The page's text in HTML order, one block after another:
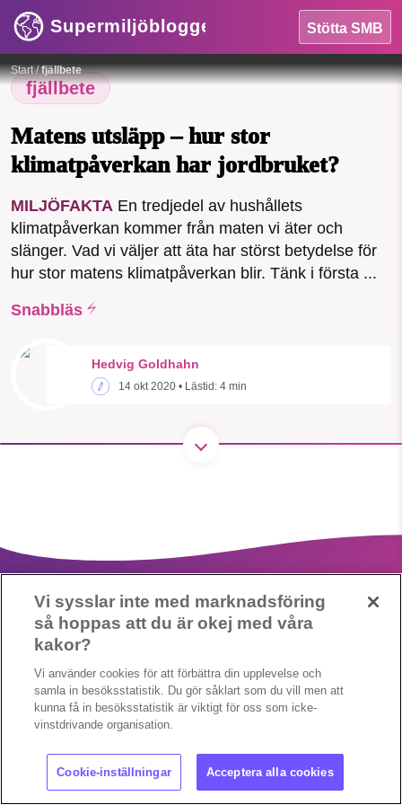
Supermiljöbloggen Stötta SMB
OMRÅDEN
MILJÖFAKTA
OM OSS
Start/fjällbete
fjällbete
Matens utsläpp – hur stor
klimatpåverkan har jordbruket?
MILJÖFAKTA En tredjedel av hushållets
klimatpåverkan kommer från maten vi äter och
slänger. Vad vi väljer att äta har störst betydelse för
hur stor matens klimatpåverkan blir. Tänk i första ...
Snabbläs
Hedvig Goldhahn
14 okt 2020 • Lästid: 4 min
Foto:Pixabay
Copyright 2023 © Supermiljöbloggen Cookieinställningar
SMB kämpar för en hållbar framtid. Sedan
starten 2010 har vår ideella redaktion
drivit miljödebatten framåt genom
nyhetsbevakning och granskningar. Nu
vill vi utveckla vårt arbete – och vi
Stötta vårt arbete genom att swisha en slant till
Vi sysslar inte med marknadsföring
så hoppas att du är okej med våra
kakor?
Vi använder cookies för att förbättra din upplevelse och
samla in besöksstatistik. Du gör såklart som du vill men att
kunna få in besöksstatistik är viktigt för oss som icke-
vinstdrivande organisation.
Cookie-inställningar Acceptera alla cookies